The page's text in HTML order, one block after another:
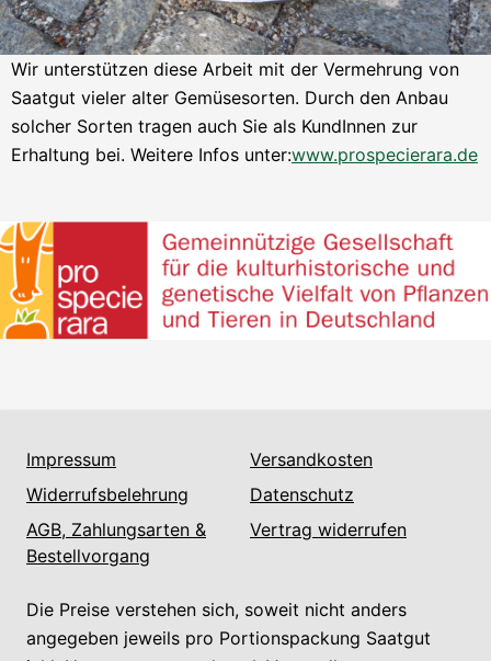
Wir unterstützen diese Arbeit mit der Vermehrung von
Saatgut vieler alter Gemüsesorten. Durch den Anbau
solcher Sorten tragen auch Sie als KundInnen zur
Erhaltung bei. Weitere Infos unter:www.prospecierara.de
Impressum
Versandkosten
Widerrufsbelehrung
Datenschutz
AGB, Zahlungsarten &
Bestellvorgang
Vertrag widerrufen
Die Preise verstehen sich, soweit nicht anders
angegeben jeweils pro Portionspackung Saatgut